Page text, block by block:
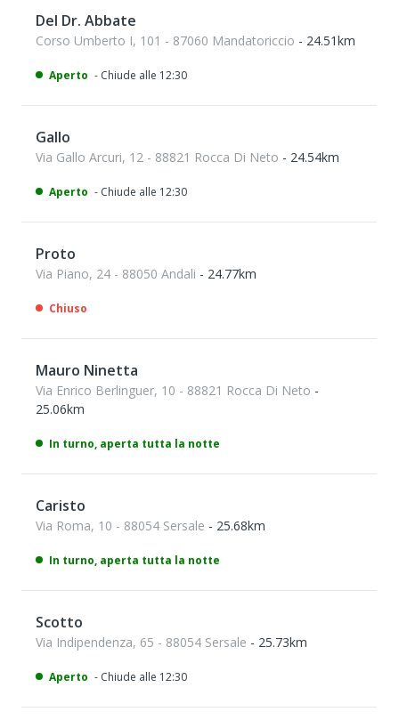
Del Dr. Abbate
Corso Umberto I, 101 - 87060 Mandatoriccio - 24.51km
Aperto - Chiude alle 12:30
Gallo
Via Gallo Arcuri, 12 - 88821 Rocca Di Neto - 24.54km
Aperto - Chiude alle 12:30
Proto
Via Piano, 24 - 88050 Andali - 24.77km
Chiuso
Mauro Ninetta
Via Enrico Berlinguer, 10 - 88821 Rocca Di Neto -
25.06km
In turno, aperta tutta la notte
Caristo
Via Roma, 10 - 88054 Sersale - 25.68km
In turno, aperta tutta la notte
Scotto
Via Indipendenza, 65 - 88054 Sersale - 25.73km
Aperto - Chiude alle 12:30